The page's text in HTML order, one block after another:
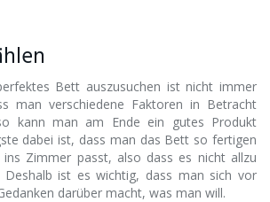
Bett auszusuchen ist nicht immer
man verschiedene Faktoren in Betracht
kann man am Ende ein gutes Produkt
dabei ist, dass man das Bett so fertigen
Zimmer passt, also dass es nicht allzu
ist es wichtig, dass man sich vor
darüber macht, was man will.